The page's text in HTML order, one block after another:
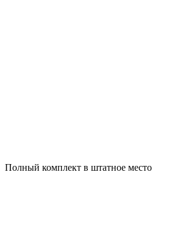
Полный комплект в штатное место